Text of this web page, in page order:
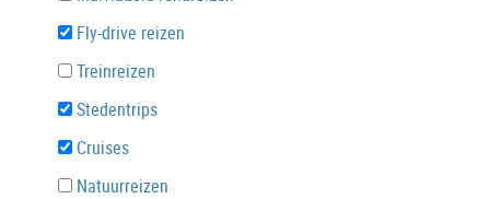
Fly-drive reizen
Treinreizen
Stedentrips
Cruises
Natuurreizen